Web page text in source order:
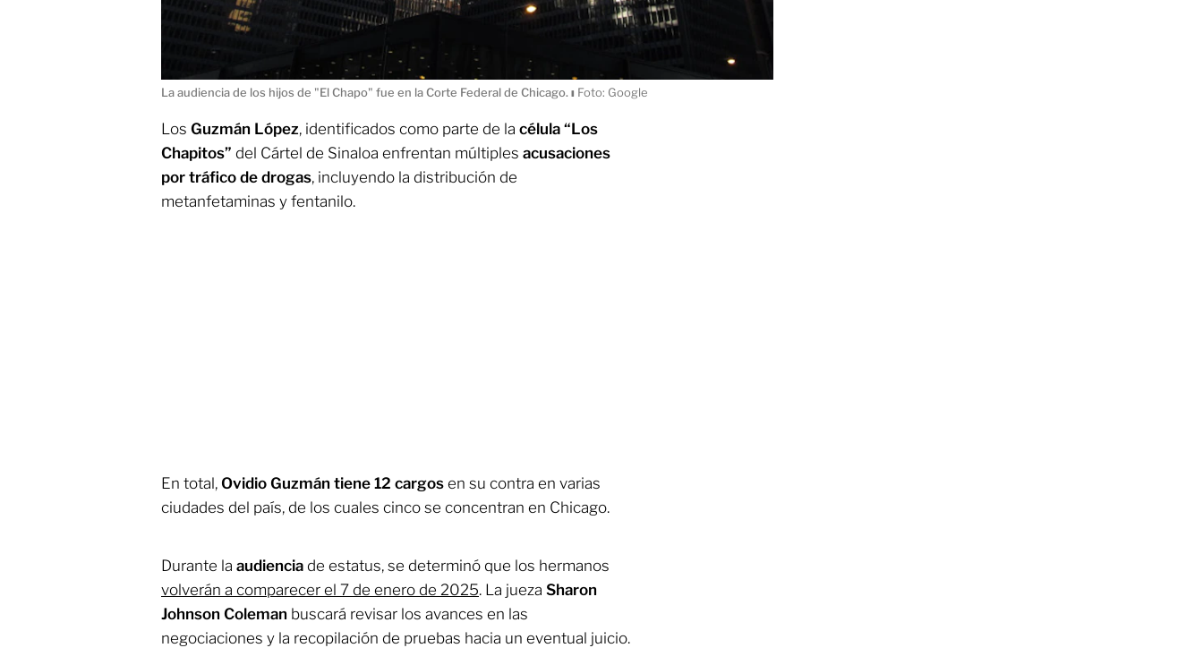
La audiencia de los hijos de "El Chapo" fue en la Corte Federal de Chicago. ı Foto: Google
Los Guzmán López, identificados como parte de la célula “Los
Chapitos” del Cártel de Sinaloa enfrentan múltiples acusaciones
por tráfico de drogas, incluyendo la distribución de
metanfetaminas y fentanilo.
En total, Ovidio Guzmán tiene 12 cargos en su contra en varias
ciudades del país, de los cuales cinco se concentran en Chicago.
Durante la audiencia de estatus, se determinó que los hermanos
volverán a comparecer el 7 de enero de 2025. La jueza Sharon
Johnson Coleman buscará revisar los avances en las
negociaciones y la recopilación de pruebas hacia un eventual juicio.